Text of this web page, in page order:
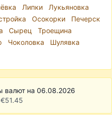
Липки
Лукьяновка
Осокорки
Печерск
Сырец
Троещина
Чоколовка Шулявка
валют на 06.08.2026
€51.45